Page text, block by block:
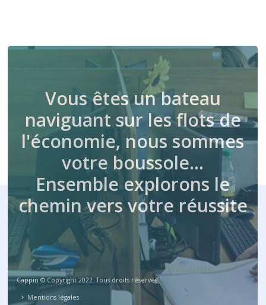
Vous êtes un bateau
naviguant sur les flots de
l'économie, nous sommes
votre boussole…
Ensemble explorons le
chemin vers votre réussite
Cappin © Copyright 2022. Tous droits réservés.
Mentions légales